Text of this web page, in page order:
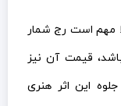
مهم است رج شمار
قیمت آن نیز
این اثر هنری